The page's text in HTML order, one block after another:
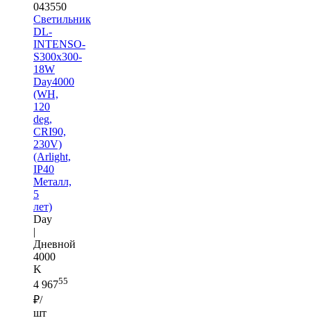
043550
Светильник
DL-
INTENSO-
S300x300-
18W
Day4000
(WH,
120
deg,
CRI90,
230V)
(Arlight,
IP40
Металл,
5
лет)
Day
|
Дневной
4000
K
4 96755
₽/
шт